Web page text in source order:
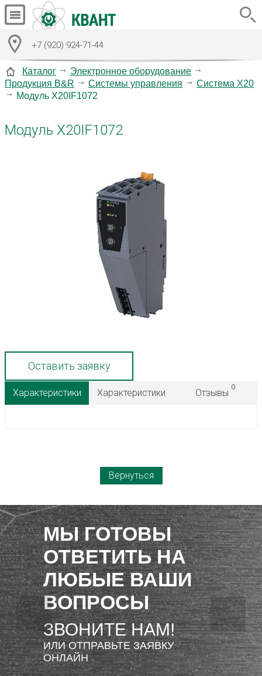
+7 (920) 924-71-44
Каталог
Электронное оборудование
Продукция B&R
Системы управления
Система X20
Модуль X20IF1072
Модуль X20IF1072
Оставить заявку
Характеристики Характеристики Отзывы
0
Вернуться
МЫ ГОТОВЫ
ОТВЕТИТЬ НА
ЛЮБЫЕ ВАШИ
ВОПРОСЫ
ЗВОНИТЕ НАМ!
ИЛИ ОТПРАВЬТЕ ЗАЯВКУ
ОНЛАЙН